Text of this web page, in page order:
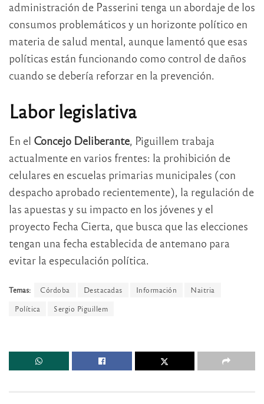
administración de Passerini tenga un abordaje de los
consumos problemáticos y un horizonte político en
materia de salud mental, aunque lamentó que esas
políticas están funcionando como control de daños
cuando se debería reforzar en la prevención.
Labor legislativa
En el Concejo Deliberante, Piguillem trabaja
actualmente en varios frentes: la prohibición de
celulares en escuelas primarias municipales (con
despacho aprobado recientemente), la regulación de
las apuestas y su impacto en los jóvenes y el
proyecto Fecha Cierta, que busca que las elecciones
tengan una fecha establecida de antemano para
evitar la especulación política.
Temas: Córdoba Destacadas Información
Naitria
Política
Sergio Piguillem